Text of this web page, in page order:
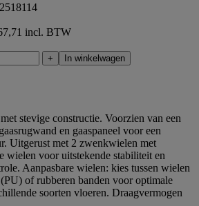
incl. BTW
+ In winkelwagen
stevige constructie. Voorzien van een
en gaaspaneel voor een
Uitgerust met 2 zwenkwielen met
wielen voor uitstekende stabiliteit en
Aanpasbare wielen: kies tussen wielen
of rubberen banden voor optimale
soorten vloeren. Draagvermogen